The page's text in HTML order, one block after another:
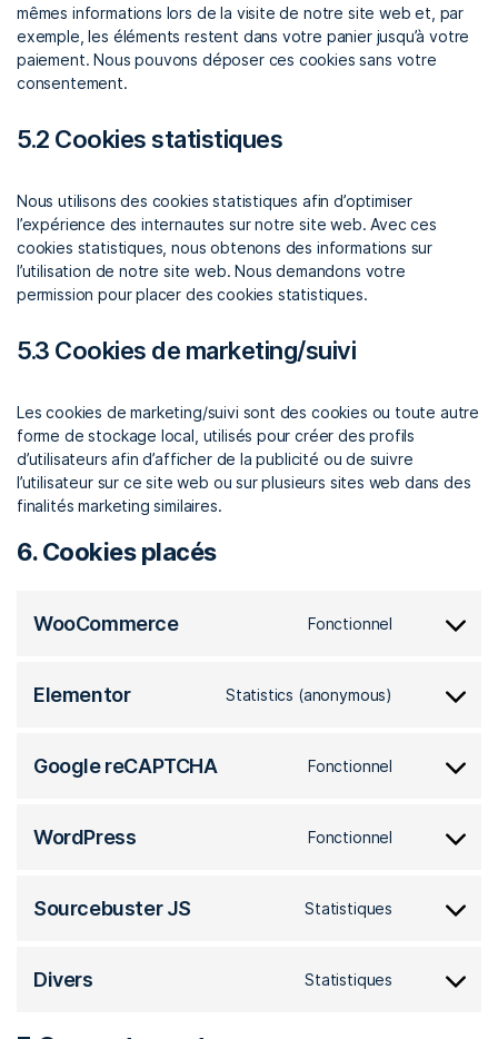
mêmes informations lors de la visite de notre site web et, par
exemple, les éléments restent dans votre panier jusqu’à votre
paiement. Nous pouvons déposer ces cookies sans votre
consentement.
5.2 Cookies statistiques
Nous utilisons des cookies statistiques afin d’optimiser
l’expérience des internautes sur notre site web. Avec ces
cookies statistiques, nous obtenons des informations sur
l’utilisation de notre site web. Nous demandons votre
permission pour placer des cookies statistiques.
5.3 Cookies de marketing/suivi
Les cookies de marketing/suivi sont des cookies ou toute autre
forme de stockage local, utilisés pour créer des profils
d’utilisateurs afin d’afficher de la publicité ou de suivre
l’utilisateur sur ce site web ou sur plusieurs sites web dans des
finalités marketing similaires.
6. Cookies placés
WooCommerce Fonctionnel
Elementor Statistics (anonymous)
Google reCAPTCHA Fonctionnel
WordPress Fonctionnel
Sourcebuster JS Statistiques
Divers Statistiques